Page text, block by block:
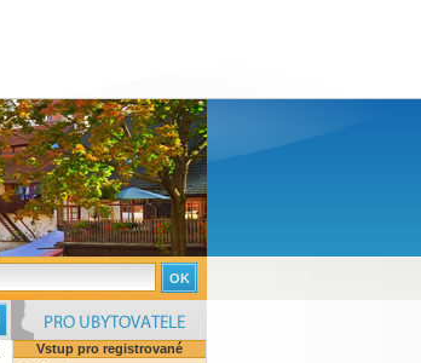
ubytovatele
Vstup pro registrované